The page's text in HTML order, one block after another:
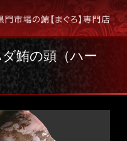
ハー